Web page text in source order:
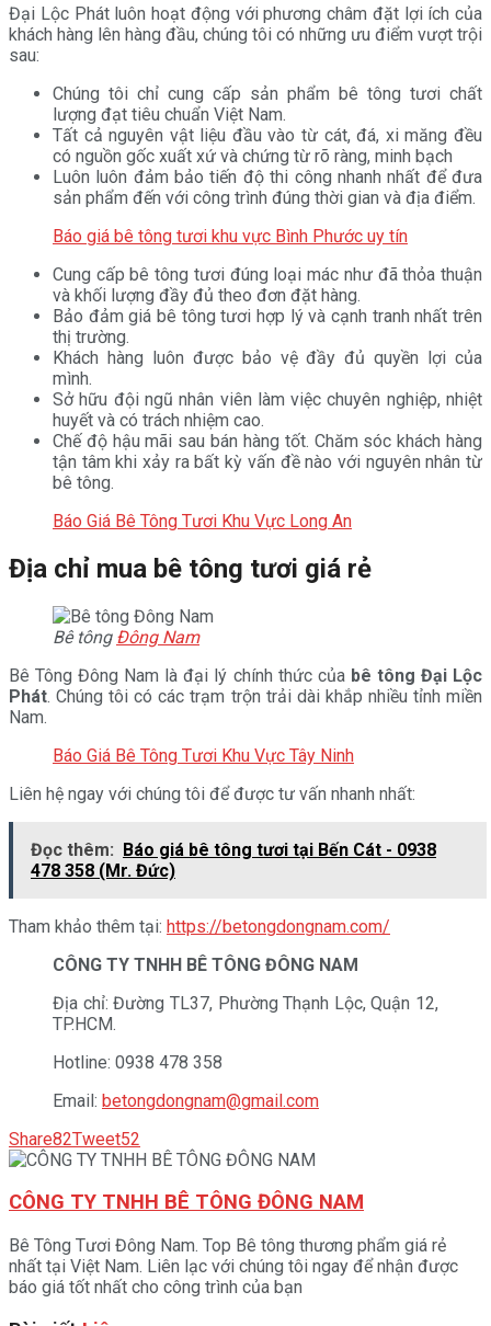
Đại Lộc Phát luôn hoạt động với phương châm đặt lợi ích của
khách hàng lên hàng đầu, chúng tôi có những ưu điểm vượt trội
sau:
Chúng tôi chỉ cung cấp sản phẩm bê tông tươi chất
lượng đạt tiêu chuẩn Việt Nam.
Tất cả nguyên vật liệu đầu vào từ cát, đá, xi măng đều
có nguồn gốc xuất xứ và chứng từ rõ ràng, minh bạch
Luôn luôn đảm bảo tiến độ thi công nhanh nhất để đưa
sản phẩm đến với công trình đúng thời gian và địa điểm.
Báo giá bê tông tươi khu vực Bình Phước uy tín
Cung cấp bê tông tươi đúng loại mác như đã thỏa thuận
và khối lượng đầy đủ theo đơn đặt hàng.
Bảo đảm giá bê tông tươi hợp lý và cạnh tranh nhất trên
thị trường.
Khách hàng luôn được bảo vệ đầy đủ quyền lợi của
mình.
Sở hữu đội ngũ nhân viên làm việc chuyên nghiệp, nhiệt
huyết và có trách nhiệm cao.
Chế độ hậu mãi sau bán hàng tốt. Chăm sóc khách hàng
tận tâm khi xảy ra bất kỳ vấn đề nào với nguyên nhân từ
bê tông.
Báo Giá Bê Tông Tươi Khu Vực Long An
Địa chỉ mua bê tông tươi giá rẻ
Bê tông Đông Nam
Bê Tông Đông Nam là đại lý chính thức của bê tông Đại Lộc
Phát. Chúng tôi có các trạm trộn trải dài khắp nhiều tỉnh miền
Nam.
Báo Giá Bê Tông Tươi Khu Vực Tây Ninh
Liên hệ ngay với chúng tôi để được tư vấn nhanh nhất:
Đọc thêm: Báo giá bê tông tươi tại Bến Cát - 0938
478 358 (Mr. Đức)
Tham khảo thêm tại: https://betongdongnam.com/
CÔNG TY TNHH BÊ TÔNG ĐÔNG NAM
Địa chỉ: Đường TL37, Phường Thạnh Lộc, Quận 12,
TP.HCM.
Hotline: 0938 478 358
Email: betongdongnam@gmail.com
Share82Tweet52
CÔNG TY TNHH BÊ TÔNG ĐÔNG NAM
Bê Tông Tươi Đông Nam. Top Bê tông thương phẩm giá rẻ
nhất tại Việt Nam. Liên lạc với chúng tôi ngay để nhận được
báo giá tốt nhất cho công trình của bạn